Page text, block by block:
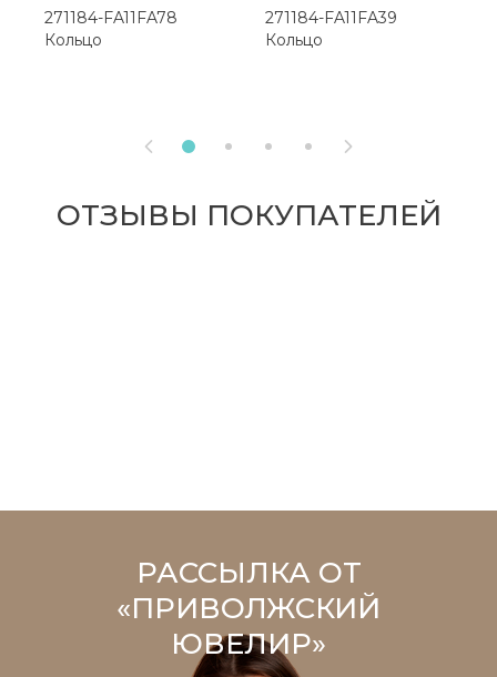
271184-FA11FA78
Кольцо
271184-FA11FA39
Кольцо
 
ОТЗЫВЫ ПОКУПАТЕЛЕЙ
РАССЫЛКА ОТ
«ПРИВОЛЖСКИЙ
ЮВЕЛИР»